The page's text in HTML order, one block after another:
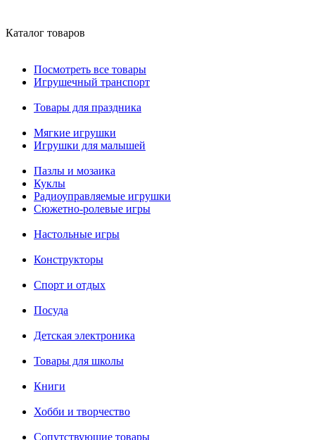
Каталог товаров
Посмотреть все товары
Игрушечный транспорт
Товары для праздника
Мягкие игрушки
Игрушки для малышей
Пазлы и мозаика
Куклы
Радиоуправляемые игрушки
Сюжетно-ролевые игры
Настольные игры
Конструкторы
Спорт и отдых
Посуда
Детская электроника
Товары для школы
Книги
Хобби и творчество
Сопутствующие товары